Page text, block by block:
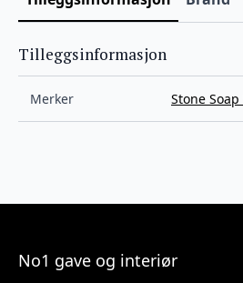
Tilleggsinformasjon
Merker Stone Soap
No1 gave og interiør